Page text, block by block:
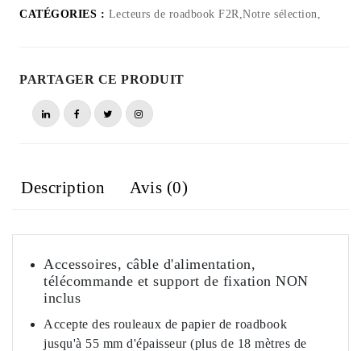
principale
uniquement)
CATÉGORIES : Lecteurs de roadbook F2R,Notre sélection,
PARTAGER CE PRODUIT
Description Avis (0)
Accessoires, câble d'alimentation,
télécommande et support de fixation NON
inclus
Accepte des rouleaux de papier de roadbook
jusqu'à 55 mm d'épaisseur (plus de 18 mètres de